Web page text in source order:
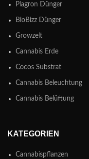
Plagron Dünger
BioBizz Dünger
Growzelt
Cannabis Erde
Cocos Substrat
Cannabis Beleuchtung
Cannabis Belüftung
KATEGORIEN
Cannabispflanzen